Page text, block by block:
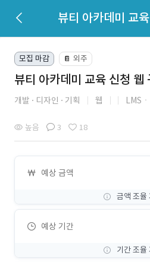
뷰티 아카데미 교
모집 마감 📔 외주
뷰티 아카데미 교육 신청 웹
개발 디자인 기획 웹 LMS
높음 3 18
예상 금액
금액 조율
예상 기간
기간 조율